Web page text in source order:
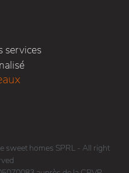
services
sweet homes SPRL - All right